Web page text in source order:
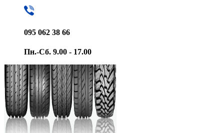
095 062 38 66
Пн.-Сб. 9.00 - 17.00